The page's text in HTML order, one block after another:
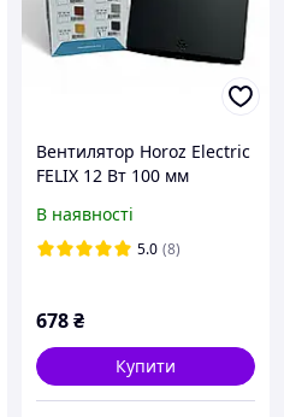
Вентилятор Horoz Electric
FELIX 12 Вт 100 мм
В наявності
5.0 (8)
678₴
Купити